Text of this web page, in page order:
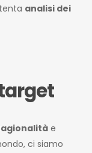
analisi dei
e
ci siamo